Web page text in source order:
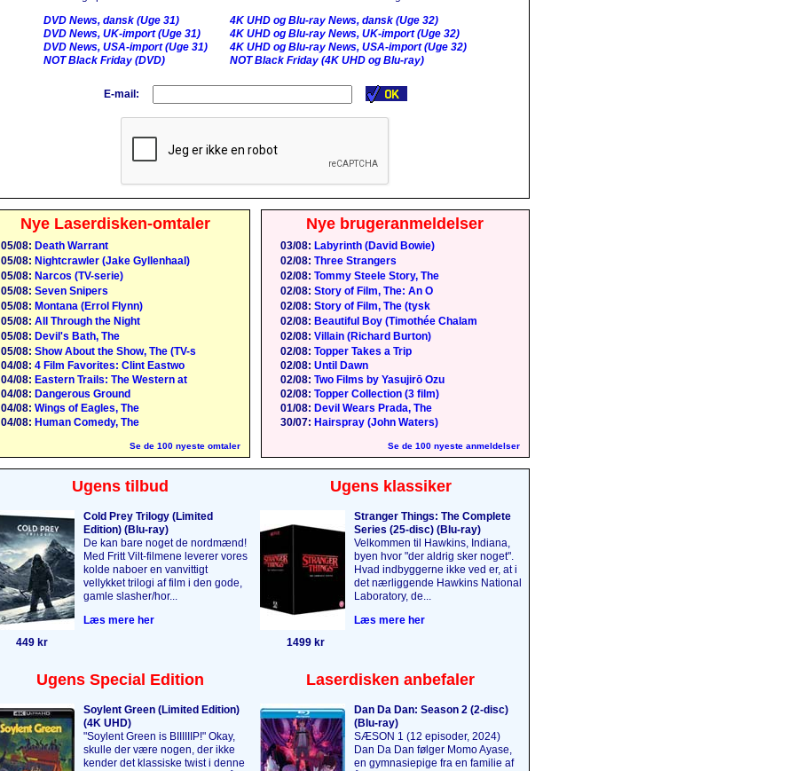
DVD News, dansk (Uge 31)
4K UHD og Blu-ray News, dansk (Uge 32)
DVD News, UK-import (Uge 31)
4K UHD og Blu-ray News, UK-import (Uge 32)
DVD News, USA-import (Uge 31)
4K UHD og Blu-ray News, USA-import (Uge 32)
NOT Black Friday (DVD)
NOT Black Friday (4K UHD og Blu-ray)
E-mail:
Nye Laserdisken-omtaler
05/08: Death Warrant
05/08: Nightcrawler (Jake Gyllenhaal)
05/08: Narcos (TV-serie)
05/08: Seven Snipers
05/08: Montana (Errol Flynn)
05/08: All Through the Night
05/08: Devil's Bath, The
05/08: Show About the Show, The (TV-s
04/08: 4 Film Favorites: Clint Eastwo
04/08: Eastern Trails: The Western at
04/08: Dangerous Ground
04/08: Wings of Eagles, The
04/08: Human Comedy, The
Se de 100 nyeste omtaler
Nye brugeranmeldelser
03/08: Labyrinth (David Bowie)
02/08: Three Strangers
02/08: Tommy Steele Story, The
02/08: Story of Film, The: An O
02/08: Story of Film, The (tysk
02/08: Beautiful Boy (Timothée Chalam
02/08: Villain (Richard Burton)
02/08: Topper Takes a Trip
02/08: Until Dawn
02/08: Two Films by Yasujirō Ozu
02/08: Topper Collection (3 film)
01/08: Devil Wears Prada, The
30/07: Hairspray (John Waters)
Se de 100 nyeste anmeldelser
Ugens tilbud
Cold Prey Trilogy (Limited
Edition) (Blu-ray)
De kan bare noget de nordmænd!
Med Fritt Vilt-filmene leverer vores
kolde naboer en vanvittigt
vellykket trilogi af film i den gode,
gamle slasher/hor...
Læs mere her
449 kr
Ugens klassiker
Stranger Things: The Complete
Series (25-disc) (Blu-ray)
Velkommen til Hawkins, Indiana,
byen hvor "der aldrig sker noget".
Hvad indbyggerne ikke ved er, at i
det nærliggende Hawkins National
Laboratory, de...
Læs mere her
1499 kr
Ugens Special Edition
Soylent Green (Limited Edition)
(4K UHD)
"Soylent Green is BIIIIIIP!" Okay,
skulle der være nogen, der ikke
kender det klassiske twist i denne
Laserdisken anbefaler
Dan Da Dan: Season 2 (2-disc)
(Blu-ray)
SÆSON 1 (12 episoder, 2024)
Dan Da Dan følger Momo Ayase,
en gymnasiepige fra en familie af